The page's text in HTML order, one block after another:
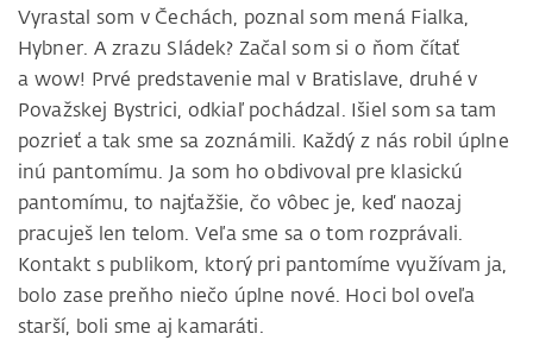
Vyrastal som v Čechách, poznal som mená Fialka,
Hybner. A zrazu Sládek? Začal som si o ňom čítať
a wow! Prvé predstavenie mal v Bratislave, druhé v
Považskej Bystrici, odkiaľ pochádzal. Išiel som sa tam
pozrieť a tak sme sa zoznámili. Každý z nás robil úplne
inú pantomímu. Ja som ho obdivoval pre klasickú
pantomímu, to najťažšie, čo vôbec je, keď naozaj
pracuješ len telom. Veľa sme sa o tom rozprávali.
Kontakt s publikom, ktorý pri pantomíme využívam ja,
bolo zase preňho niečo úplne nové. Hoci bol oveľa
starší, boli sme aj kamaráti.